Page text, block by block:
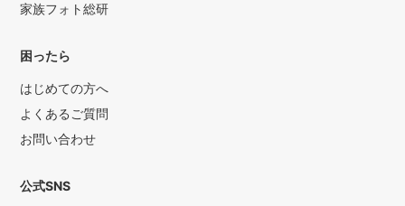
家族フォト総研
困ったら
はじめての方へ
よくあるご質問
お問い合わせ
公式SNS